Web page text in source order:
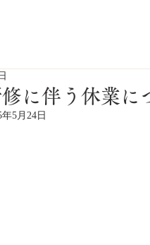
に伴う休業に
年5月24日